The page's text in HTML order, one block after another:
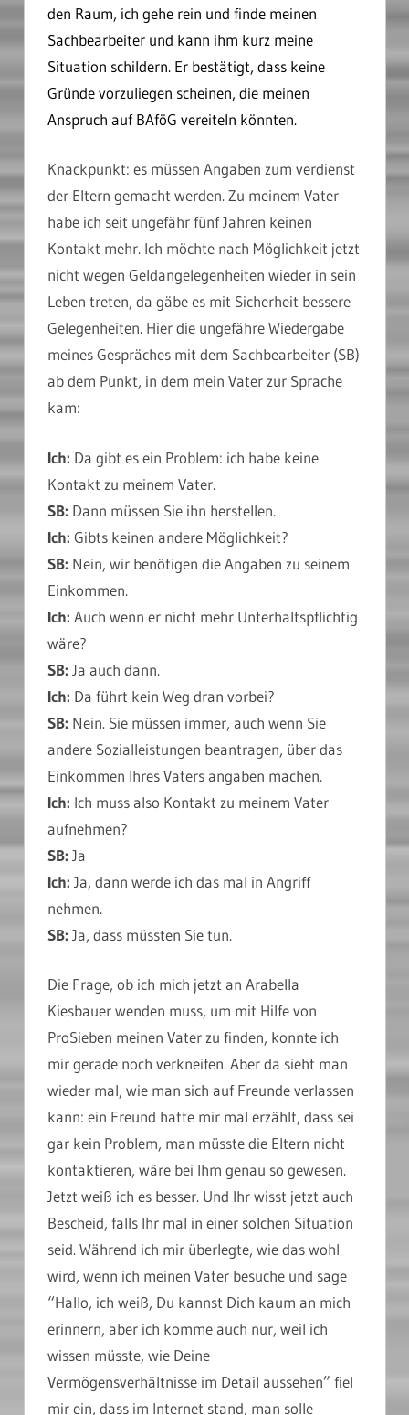
den Raum, ich gehe rein und finde meinen
Sachbearbeiter und kann ihm kurz meine
Situation schildern. Er bestätigt, dass keine
Gründe vorzuliegen scheinen, die meinen
Anspruch auf BAföG vereiteln könnten.
Knackpunkt: es müssen Angaben zum verdienst
der Eltern gemacht werden. Zu meinem Vater
habe ich seit ungefähr fünf Jahren keinen
Kontakt mehr. Ich möchte nach Möglichkeit jetzt
nicht wegen Geldangelegenheiten wieder in sein
Leben treten, da gäbe es mit Sicherheit bessere
Gelegenheiten. Hier die ungefähre Wiedergabe
meines Gespräches mit dem Sachbearbeiter (SB)
ab dem Punkt, in dem mein Vater zur Sprache
kam:
Ich: Da gibt es ein Problem: ich habe keine
Kontakt zu meinem Vater.
SB: Dann müssen Sie ihn herstellen.
Ich: Gibts keinen andere Möglichkeit?
SB: Nein, wir benötigen die Angaben zu seinem
Einkommen.
Ich: Auch wenn er nicht mehr Unterhaltspflichtig
wäre?
SB: Ja auch dann.
Ich: Da führt kein Weg dran vorbei?
SB: Nein. Sie müssen immer, auch wenn Sie
andere Sozialleistungen beantragen, über das
Einkommen Ihres Vaters angaben machen.
Ich: Ich muss also Kontakt zu meinem Vater
aufnehmen?
SB: Ja
Ich: Ja, dann werde ich das mal in Angriff
nehmen.
SB: Ja, dass müssten Sie tun.
Die Frage, ob ich mich jetzt an Arabella
Kiesbauer wenden muss, um mit Hilfe von
ProSieben meinen Vater zu finden, konnte ich
mir gerade noch verkneifen. Aber da sieht man
wieder mal, wie man sich auf Freunde verlassen
kann: ein Freund hatte mir mal erzählt, dass sei
gar kein Problem, man müsste die Eltern nicht
kontaktieren, wäre bei Ihm genau so gewesen.
Jetzt weiß ich es besser. Und Ihr wisst jetzt auch
Bescheid, falls Ihr mal in einer solchen Situation
seid. Während ich mir überlegte, wie das wohl
wird, wenn ich meinen Vater besuche und sage
“Hallo, ich weiß, Du kannst Dich kaum an mich
erinnern, aber ich komme auch nur, weil ich
wissen müsste, wie Deine
Vermögensverhältnisse im Detail aussehen” fiel
mir ein, dass im Internet stand, man solle